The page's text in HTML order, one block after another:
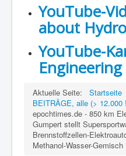
YouTube-
about
YouTube-
Engineering
Aktuelle Seite:
Startseite
BEITRÄGE, alle (> 12.000
epochtimes.de - 850 km
Gumpert stellt
Brennstoffzellen-
Methanol-Wasser-Gemisch